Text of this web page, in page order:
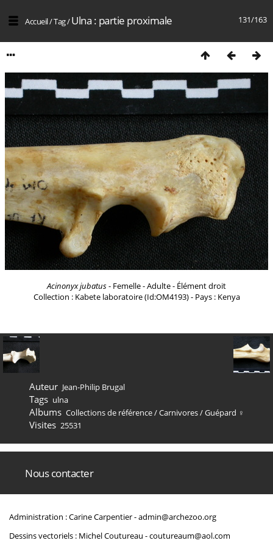
131/163
Accueil/Tag/Ulna : partie proximale
Acinonyx jubatus- Femelle - Adulte - Élément droit
Collection : Kabete laboratoire (Id:OM4193) - Pays : Kenya
Auteur Jean-Philip Brugal
Tags ulna
Albums Collections de référence/Carnivores/Guépard ♀
Visites 25531
Nous contacter
Administration : Carine Carpentier -admin@archezoo.org
Dessins vectoriels : Michel Coutureau -coutureaum@aol.com